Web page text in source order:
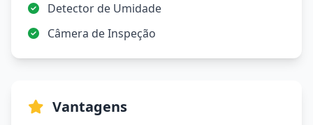
Detector de Umidade
Câmera de Inspeção
Vantagens